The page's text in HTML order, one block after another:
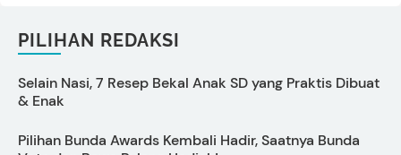
PILIHAN REDAKSI
Selain Nasi, 7 Resep Bekal Anak SD yang Praktis Dibuat
& Enak
Pilihan Bunda Awards Kembali Hadir, Saatnya Bunda